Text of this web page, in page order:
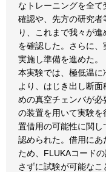
なトレーニングを全
確認や、先方の研究者
り、これまで我々が
を確認した。さらに
実施し準備を進めた。
本実験では、極低温に
より、はじき出し断
めの真空チェンバが
の装置を用いて実験
置借用の可能性に関
認められた。借用に
ため、FLUKAコード
さずに試験が可能な